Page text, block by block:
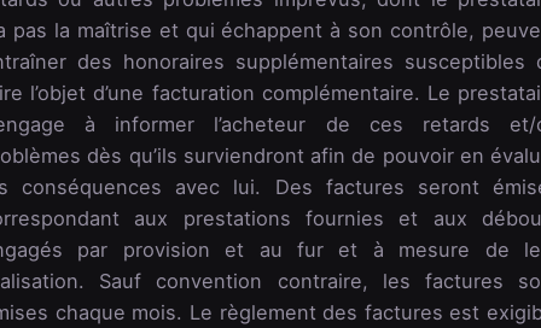
pas la maîtrise et qui échappent à son contrôle,
des honoraires supplémentaires susceptibles
l’objet d’une facturation complémentaire. Le
à informer l’acheteur de ces retards et/
dès qu’ils surviendront afin de pouvoir en
conséquences avec lui. Des factures seront
aux prestations fournies et aux
par provision et au fur et à mesure de
Sauf convention contraire, les factures
chaque mois. Le règlement des factures est